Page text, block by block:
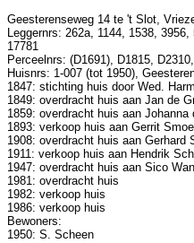
Geesterenseweg 14 te 't Slot,
Leggernrs: 262a, 1144, 1538,
17781
Perceelnrs: (D1691), D1815,
Huisnrs: 1-007 (tot 1950),
1847: stichting huis door Wed.
1849: overdracht huis aan Jan de
1859: overdracht huis aan Johanna
1893: verkoop huis aan Gerrit
1908: overdracht huis aan Gerhard
1911: verkoop huis aan Hendrik
1947: overdracht huis aan Sico
1981: overdracht huis
1982: verkoop huis
1986: verkoop huis
Bewoners:
1950: S. Scheen